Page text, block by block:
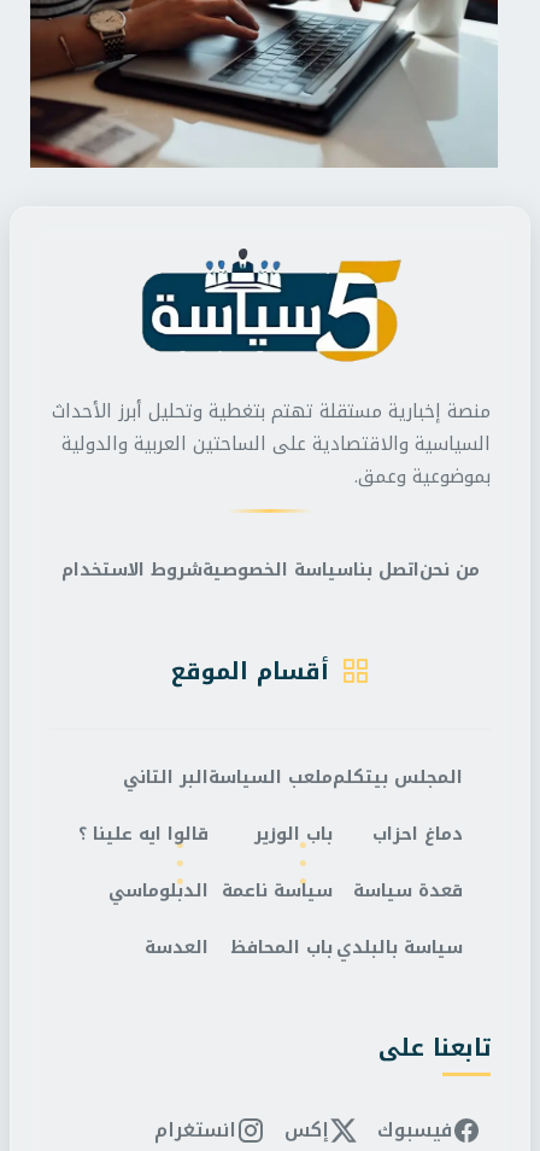
منصة إخبارية مستقلة تهتم بتغطية وتحليل أبرز الأحداث
السياسية والاقتصادية على الساحتين العربية والدولية
بموضوعية وعمق.
من نحناتصل بناسياسة الخصوصيةشروط الاستخدام
أقسام الموقع
المجلس بيتكلم
دماغ احزاب
قعدة سياسة
سياسة بالبلدي
ملعب السياسة
باب الوزير
سياسة ناعمة
باب المحافظ
البر التاني
قالوا ايه علينا ؟
الدبلوماسي
العدسة
تابعنا على
فيسبوك إكس انستغرام